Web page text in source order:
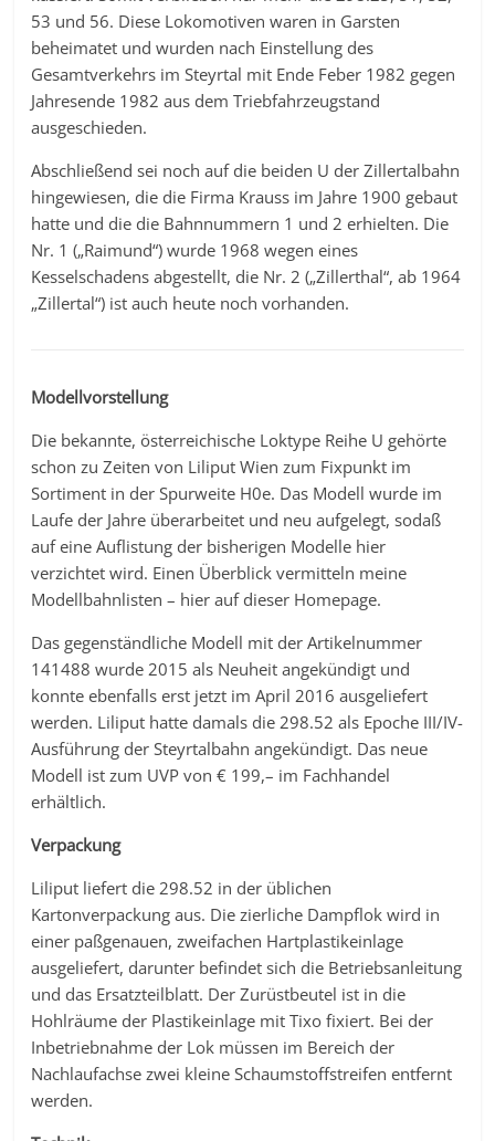
53 und 56. Diese Lokomotiven waren in Garsten
beheimatet und wurden nach Einstellung des
Gesamtverkehrs im Steyrtal mit Ende Feber 1982 gegen
Jahresende 1982 aus dem Triebfahrzeugstand
ausgeschieden.
Abschließend sei noch auf die beiden U der Zillertalbahn
hingewiesen, die die Firma Krauss im Jahre 1900 gebaut
hatte und die die Bahnnummern 1 und 2 erhielten. Die
Nr. 1 („Raimund“) wurde 1968 wegen eines
Kesselschadens abgestellt, die Nr. 2 („Zillerthal“, ab 1964
„Zillertal“) ist auch heute noch vorhanden.
Modellvorstellung
Die bekannte, österreichische Loktype Reihe U gehörte
schon zu Zeiten von Liliput Wien zum Fixpunkt im
Sortiment in der Spurweite H0e. Das Modell wurde im
Laufe der Jahre überarbeitet und neu aufgelegt, sodaß
auf eine Auflistung der bisherigen Modelle hier
verzichtet wird. Einen Überblick vermitteln meine
Modellbahnlisten – hier auf dieser Homepage.
Das gegenständliche Modell mit der Artikelnummer
141488 wurde 2015 als Neuheit angekündigt und
konnte ebenfalls erst jetzt im April 2016 ausgeliefert
werden. Liliput hatte damals die 298.52 als Epoche III/IV-
Ausführung der Steyrtalbahn angekündigt. Das neue
Modell ist zum UVP von € 199,– im Fachhandel
erhältlich.
Verpackung
Liliput liefert die 298.52 in der üblichen
Kartonverpackung aus. Die zierliche Dampflok wird in
einer paßgenauen, zweifachen Hartplastikeinlage
ausgeliefert, darunter befindet sich die Betriebsanleitung
und das Ersatzteilblatt. Der Zurüstbeutel ist in die
Hohlräume der Plastikeinlage mit Tixo fixiert. Bei der
Inbetriebnahme der Lok müssen im Bereich der
Nachlaufachse zwei kleine Schaumstoffstreifen entfernt
werden.